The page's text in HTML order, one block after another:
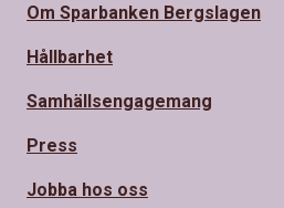
Om Sparbanken Bergslagen
Hållbarhet
Samhällsengagemang
Press
Jobba hos oss